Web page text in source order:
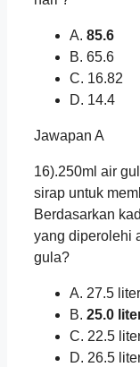
A. 85.6
B. 65.6
C. 16.82
D. 14.4
Jawapan A
16).250ml air
sirap untuk
Berdasarkan
yang diperolehi
gula?
A. 27.5 liter
B. 25.0
C. 22.5
D. 26.5